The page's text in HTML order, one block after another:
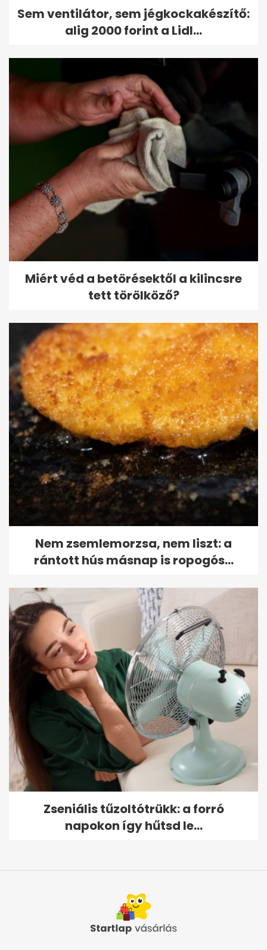
Sem ventilátor, sem jégkockakészítő:
alig 2000 forint a Lidl...
Miért véd a betörésektől a kilincsre
tett törölköző?
Nem zsemlemorzsa, nem liszt: a
rántott hús másnap is ropogós...
Zseniális tűzoltótrükk: a forró
napokon így hűtsd le...